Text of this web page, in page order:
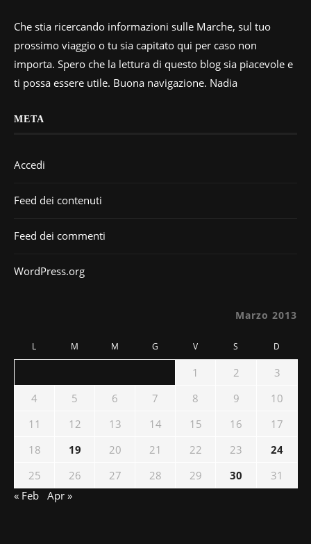
Che stia ricercando informazioni sulle Marche, sul tuo
prossimo viaggio o tu sia capitato qui per caso non
importa. Spero che la lettura di questo blog sia piacevole e
ti possa essere utile. Buona navigazione. Nadia
META
Accedi
Feed dei contenuti
Feed dei commenti
WordPress.org
Marzo 2013
L M M G V S D
1 2
3
4
5 6 7 8 9
10
11
12 13 14 15 16
17
18
19 20 21 22 23
24
25
26 27 28 29 30
31
« Feb Apr »